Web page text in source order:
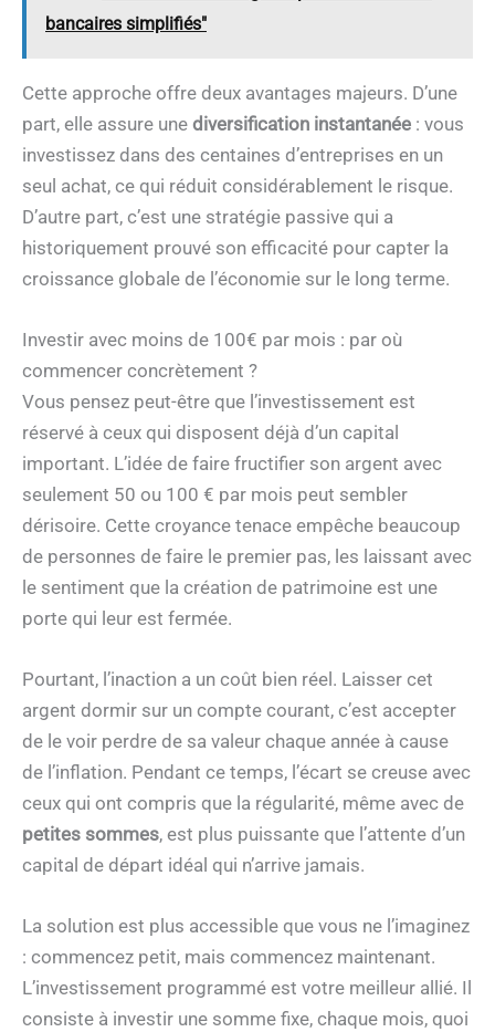
bancaires simplifiés"
Cette approche offre deux avantages majeurs. D’une
part, elle assure une diversification instantanée : vous
investissez dans des centaines d’entreprises en un
seul achat, ce qui réduit considérablement le risque.
D’autre part, c’est une stratégie passive qui a
historiquement prouvé son efficacité pour capter la
croissance globale de l’économie sur le long terme.
Investir avec moins de 100€ par mois : par où
commencer concrètement ?
Vous pensez peut-être que l’investissement est
réservé à ceux qui disposent déjà d’un capital
important. L’idée de faire fructifier son argent avec
seulement 50 ou 100 € par mois peut sembler
dérisoire. Cette croyance tenace empêche beaucoup
de personnes de faire le premier pas, les laissant avec
le sentiment que la création de patrimoine est une
porte qui leur est fermée.
Pourtant, l’inaction a un coût bien réel. Laisser cet
argent dormir sur un compte courant, c’est accepter
de le voir perdre de sa valeur chaque année à cause
de l’inflation. Pendant ce temps, l’écart se creuse avec
ceux qui ont compris que la régularité, même avec de
petites sommes, est plus puissante que l’attente d’un
capital de départ idéal qui n’arrive jamais.
La solution est plus accessible que vous ne l’imaginez
: commencez petit, mais commencez maintenant.
L’investissement programmé est votre meilleur allié. Il
consiste à investir une somme fixe, chaque mois, quoi